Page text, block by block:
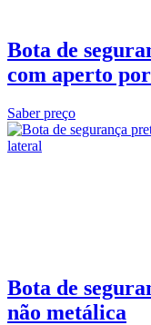
Bota de
com aperto
Saber preço
Bota de
não metálica